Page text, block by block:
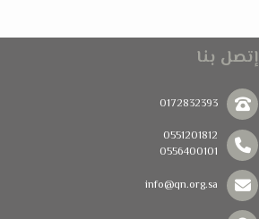
إتصل بنا
0172832393
0551201812
0556400101
info@qn.org.sa